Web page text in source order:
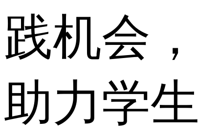
践机会，
助力学生